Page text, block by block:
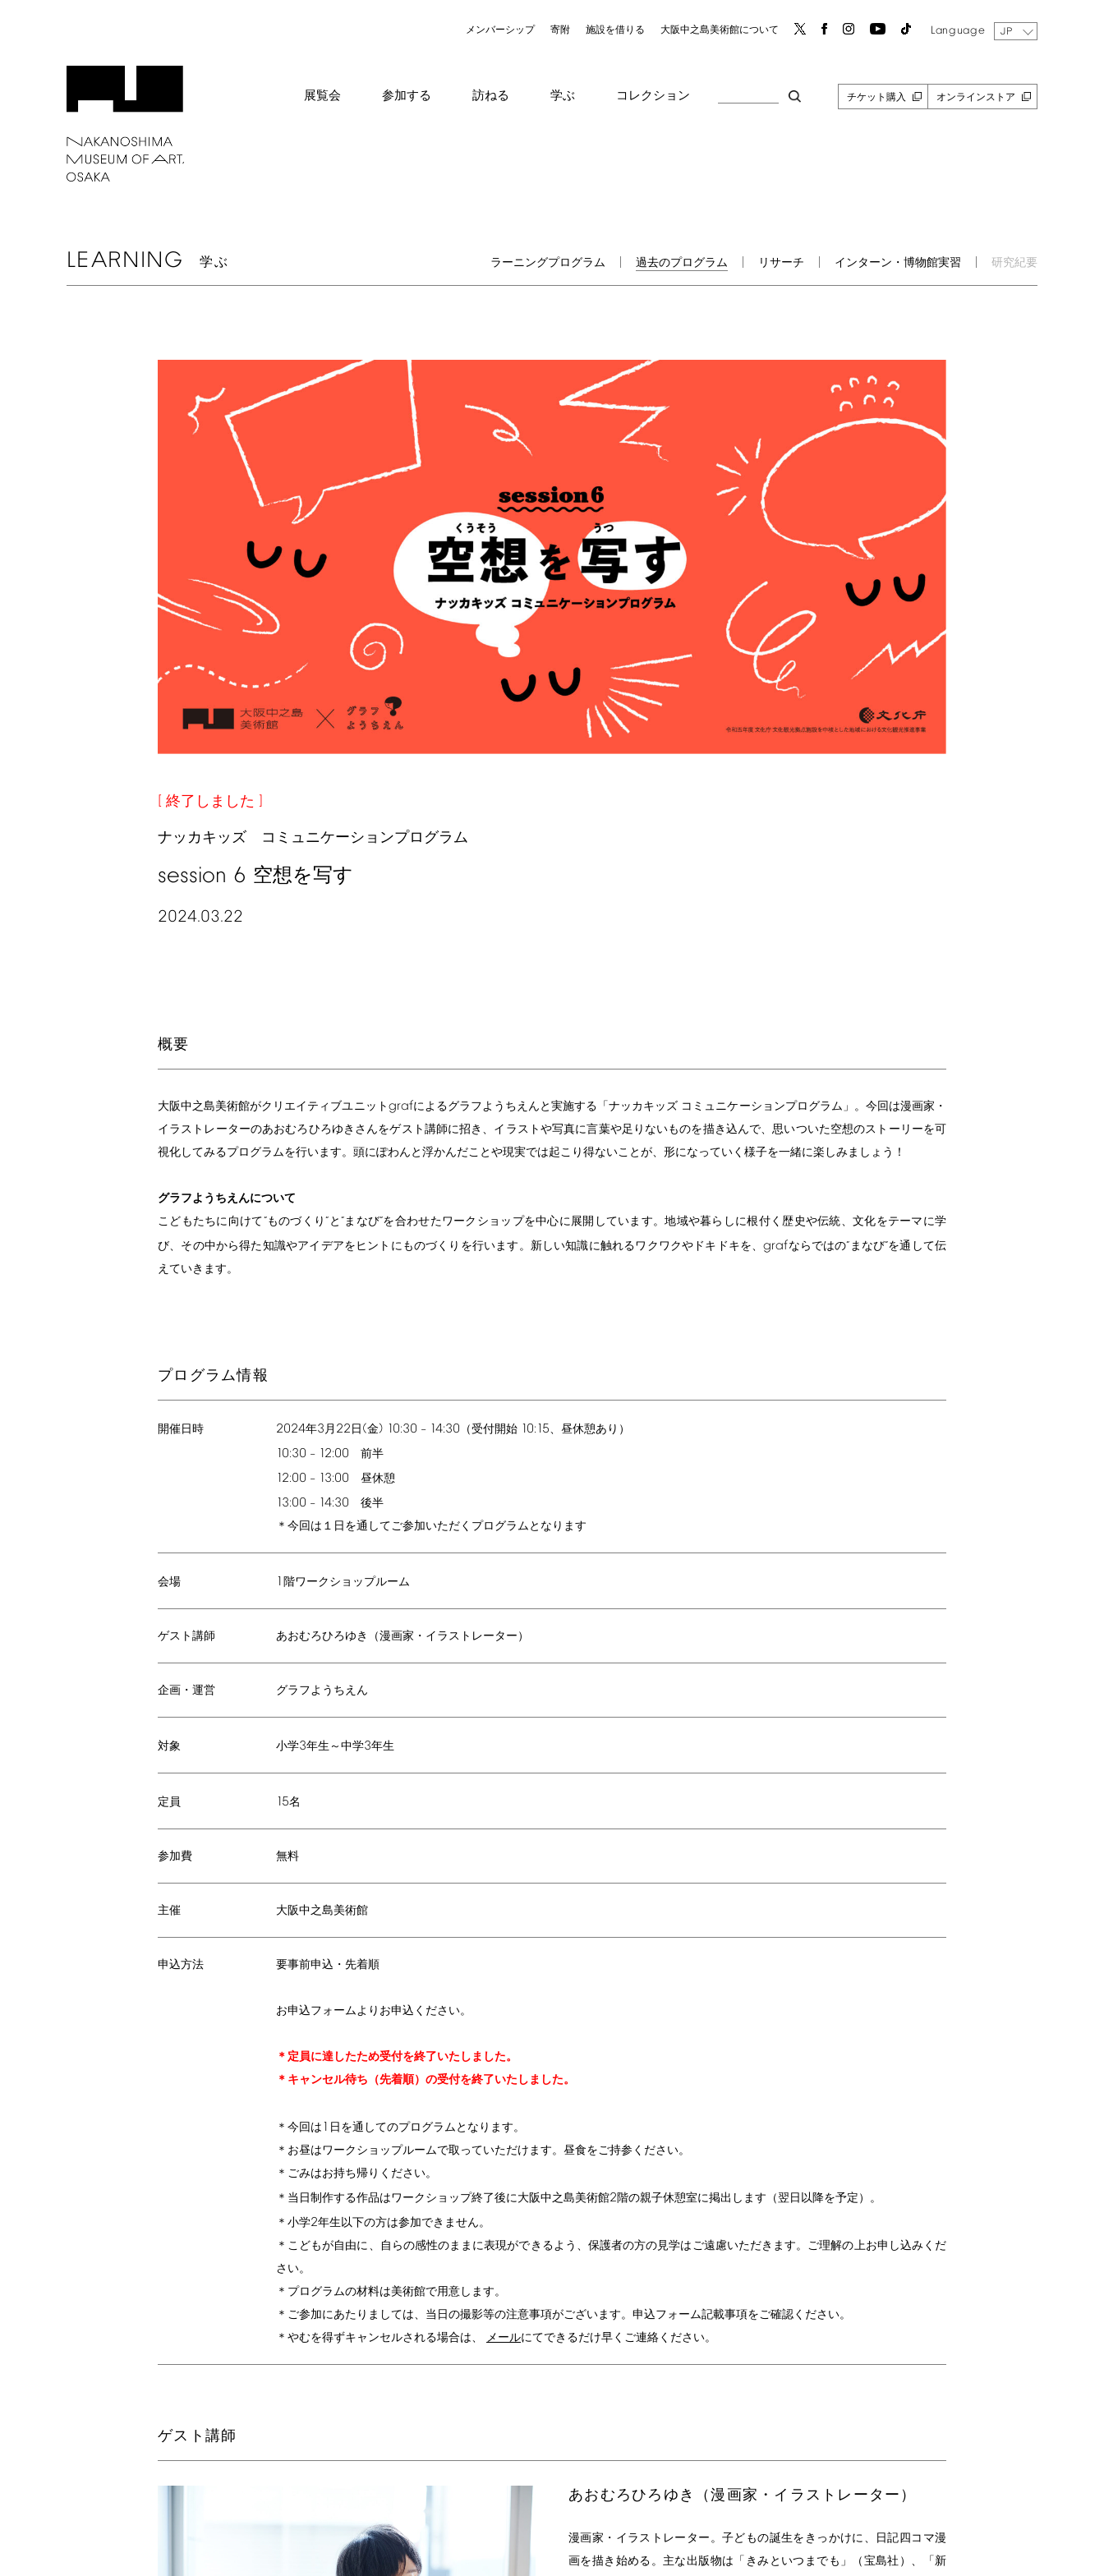
メンバーシップ 寄附 施設を借りる 大阪中之島美術館について Language JP
展覧会 参加する 訪ねる 学ぶ コレクション チケット購入 オンラインストア
LEARNING 学ぶ ラーニングプログラム 過去のプログラム リサーチ インターン・博物館実習 研究紀要
終了しました
ナッカキッズ コミュニケーションプログラム
session 6 空想を写す
2024.03.22
概要
大阪中之島美術館がクリエイティブユニットgrafによるグラフようちえんと実施する「ナッカキッズ コミュニケーションプログラム」。今回は漫画家・
イラストレーターのあおむろひろゆきさんをゲスト講師に招き、イラストや写真に言葉や足りないものを描き込んで、思いついた空想のストーリーを可
視化してみるプログラムを行います。頭にぽわんと浮かんだことや現実では起こり得ないことが、形になっていく様子を一緒に楽しみましょう！
グラフようちえんについて
こどもたちに向けて”ものづくり”と”まなび”を合わせたワークショップを中心に展開しています。地域や暮らしに根付く歴史や伝統、文化をテーマに学
び、その中から得た知識やアイデアをヒントにものづくりを行います。新しい知識に触れるワクワクやドキドキを、grafならではの”まなび”を通して伝
えていきます。
プログラム情報
開催日時 2024年3月 22 日 (金) 10:30 – 14:30 （受付開始 10:15、昼休憩あり）
10:30 – 12:00 前半
12:00 – 13:00 昼休憩
13:00 – 14:30 後半
＊今回は１日を通してご参加いただくプログラムとなります
会場 1 階ワークショップルーム
ゲスト講師 あおむろひろゆき（漫画家・イラストレーター）
企画・運営 グラフようちえん
対象 小学3年生～中学3年生
定員 15名
参加費 無料
主催 大阪中之島美術館
申込方法 要事前申込・先着順
お申込フォームよりお申込ください。
＊定員に達したため受付を終了いたしました。
＊キャンセル待ち（先着順）の受付を終了いたしました。
＊今回は1 日を通してのプログラムとなります。
＊お昼はワークショップルームで取っていただけます。昼食をご持参ください。
＊ごみはお持ち帰りください。
＊当日制作する作品はワークショップ終了後に大阪中之島美術館2階の親子休憩室に掲出します（翌日以降を予定）。
＊小学2年生以下の方は参加できません。
＊こどもが自由に、自らの感性のままに表現ができるよう、保護者の方の見学はご遠慮いただきます。ご理解の上お申し込みくだ
さい。
＊プログラムの材料は美術館で用意します。
＊ご参加にあたりましては、当日の撮影等の注意事項がございます。申込フォーム記載事項をご確認ください。
＊やむを得ずキャンセルされる場合は、 メールにてできるだけ早くご連絡ください。
ゲスト講師
あおむろひろゆき（漫画家・イラストレーター）
漫画家・イラストレーター。子どもの誕生をきっかけに、日記四コマ漫
画を描き始める。主な出版物は「きみといつまでも」（宝島社）、「新